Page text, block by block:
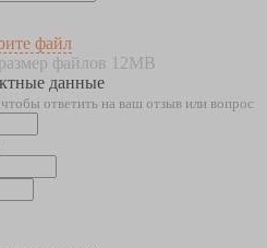
файл
файлов 12MB
данные
ответить на ваш отзыв или вопрос